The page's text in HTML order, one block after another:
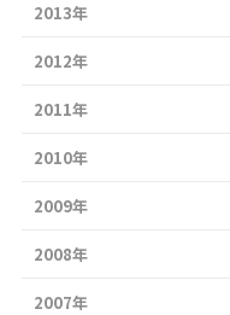
2013年
2012年
2011年
2010年
2009年
2008年
2007年